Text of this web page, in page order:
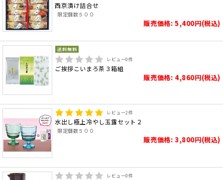
西京漬け詰合せ
限定個数５００
販売価格: 5,400円(税込)
レビュー0件
ご挨拶こいまろ茶３箱組
販売価格: 4,860円(税込)
レビュー2件
水出し極上冷やし玉露セット２
限定個数５００
販売価格: 3,800円(税込)
レビュー0件